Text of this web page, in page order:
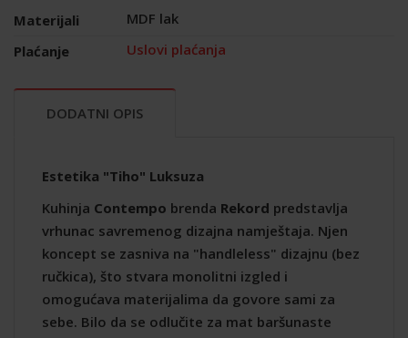
Materijali
MDF lak
Plaćanje
Uslovi plaćanja
DODATNI OPIS
Estetika "Tiho" Luksuza
Kuhinja Contempo brenda Rekord predstavlja
vrhunac savremenog dizajna namještaja. Njen
koncept se zasniva na "handleless" dizajnu (bez
ručkica), što stvara monolitni izgled i
omogućava materijalima da govore sami za
sebe. Bilo da se odlučite za mat baršunaste